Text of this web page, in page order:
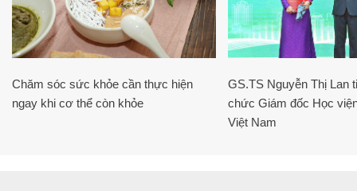
Chăm sóc sức khỏe cần thực hiện
ngay khi cơ thể còn khỏe
GS.TS Nguyễn Thị Lan
chức Giám đốc Học
Việt Nam